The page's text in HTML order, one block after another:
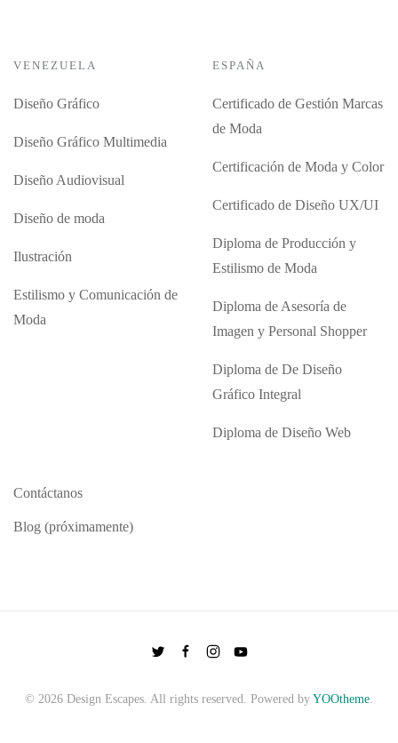
VENEZUELA
Diseño Gráfico
Diseño Gráfico Multimedia
Diseño Audiovisual
Diseño de moda
Ilustración
Estilismo y Comunicación de
Moda
ESPAÑA
Certificado de Gestión Marcas
de Moda
Certificación de Moda y Color
Certificado de Diseño UX/UI
Diploma de Producción y
Estilismo de Moda
Diploma de Asesoría de
Imagen y Personal Shopper
Diploma de De Diseño
Gráfico Integral
Diploma de Diseño Web
Contáctanos
Blog (próximamente)
© 2026 Design Escapes. All rights reserved. Powered by YOOtheme.